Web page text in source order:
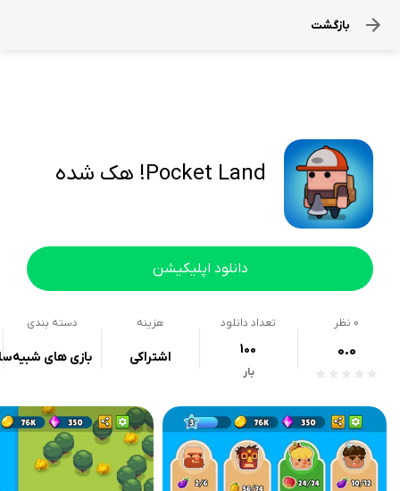
بازگشت
Pocket Land! هک شده
دانلود اپلیکیشن
0 نظر
0.0
تعداد دانلود
100
بار
هزینه
اشتراکی
دسته بندی
بازی های